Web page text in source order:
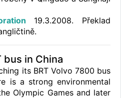
19.3.2008. Překlad
bus in China
its BRT Volvo 7800 bus
is a strong environmental
Olympic Games and later